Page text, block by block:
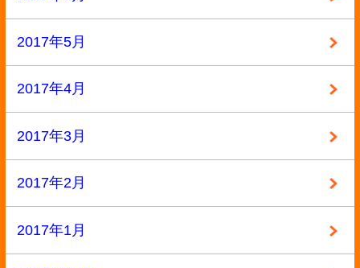
2015年5月
2015年4月
2015年3月
2015年2月
2015年1月